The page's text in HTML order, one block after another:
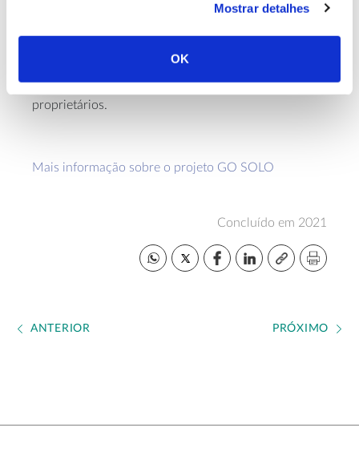
Mostrar detalhes
OK
conta com a participação do INIAV – Instituto
Agricultores de Portugal, Fundação Eugénio de
Almeida e várias Herdades, Sociedades Agrícolas e
proprietários.
Mais informação sobre o projeto GO SOLO
Concluído em 2021
ANTERIOR PRÓXIMO